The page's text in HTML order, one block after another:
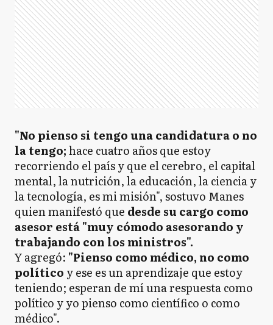
"No pienso si tengo una candidatura o no
la tengo;hace cuatro años que estoy
recorriendo el país y que el cerebro, el capital
mental, la nutrición, la educación, la ciencia y
la tecnología, es mi misión", sostuvo Manes
quien manifestó que desde su cargo como
asesor está "muy cómodo asesorando y
trabajando con los ministros".
Y agregó: "Pienso como médico, no como
político y ese es un aprendizaje que estoy
teniendo; esperan de mí una respuesta como
político y yo pienso como científico o como
médico".